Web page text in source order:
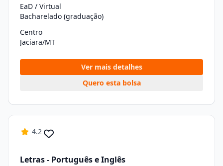
EaD / Virtual
Bacharelado (graduação)
Centro
Jaciara/MT
Ver mais detalhes
Quero esta bolsa
4.2
Letras - Português e Inglês